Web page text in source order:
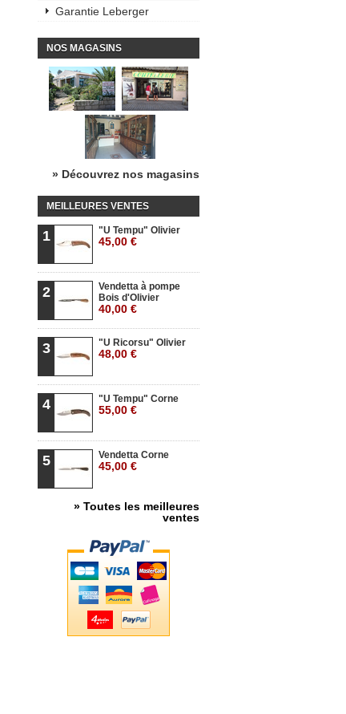
Garantie Leberger
NOS MAGASINS
» Découvrez nos magasins
MEILLEURES VENTES
1 "U Tempu" Olivier
45,00 €
2
Vendetta à pompe
Bois d'Olivier
40,00 €
3 "U Ricorsu" Olivier
48,00 €
4 "U Tempu" Corne
55,00 €
5 Vendetta Corne
45,00 €
» Toutes les meilleures
ventes